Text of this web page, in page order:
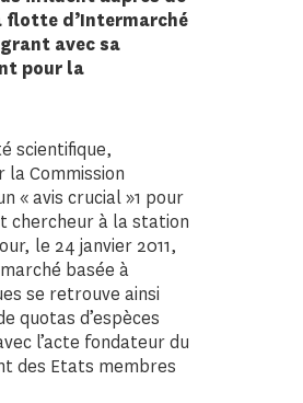
flotte d’Intermarché
avec sa
pour la
scientifique,
la Commission
« avis crucial »1 pour
chercheur à la station
le 24 janvier 2011,
basée à
se retrouve ainsi
quotas d’espèces
l’acte fondateur du
des Etats membres